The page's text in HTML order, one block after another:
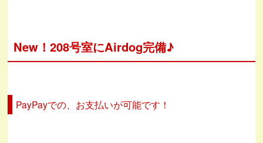
New！208号室にAirdog完備♪
PayPayでの、お支払いが可能です！